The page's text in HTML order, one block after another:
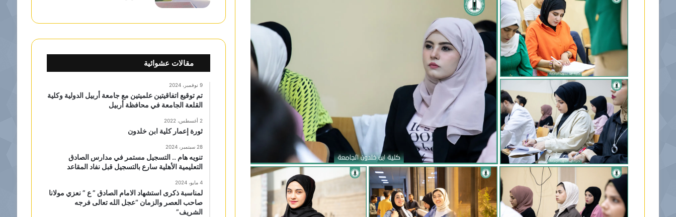
مقالات عشوائية
9 نوفمبر، 2024
تم توقيع اتفاقيتين علميتين مع جامعة أربيل الدولية وكلية
القلعة الجامعة في محافظة أربيل
2 أغسطس، 2022
ثورة إعمار كلية ابن خلدون
28 سبتمبر، 2024
تنويه هام .. التسجيل مستمر في مدارس الصادق
التعليمية الأهلية سارع بالتسجيل قبل نفاد المقاعد
4 مايو، 2024
لمناسبة ذكرى استشهاد الامام الصادق ” ع ” نعزي مولانا
صاحب العصر والزمان “عجل الله تعالى فرجه
الشريف”